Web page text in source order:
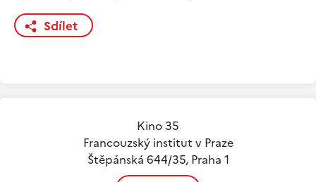
Sdílet
Kino 35
Francouzský institut v Praze
Štěpánská 644/35, Praha 1